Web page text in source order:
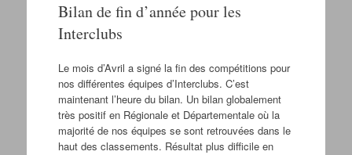
Bilan de fin d’année pour les
Interclubs
Le mois d’Avril a signé la fin des compétitions pour
nos différentes équipes d’Interclubs. C’est
maintenant l’heure du bilan. Un bilan globalement
très positif en Régionale et Départementale où la
majorité de nos équipes se sont retrouvées dans le
haut des classements. Résultat plus difficile en